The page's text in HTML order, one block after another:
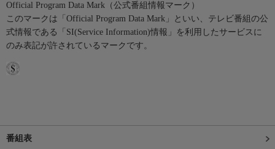
Official Program Data Mark（公式番組情報マーク）
このマークは「Official Program Data Mark」といい、テレビ番組の公
式情報である「SI(Service Information)情報」を利用したサービスに
のみ表記が許されているマークです。
番組表